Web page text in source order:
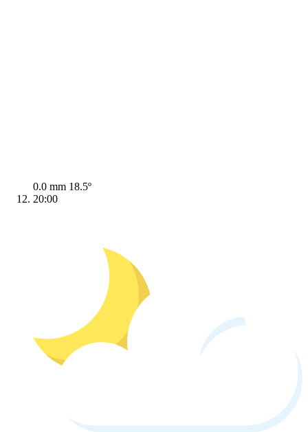
0.0 mm 18.5º
20:00